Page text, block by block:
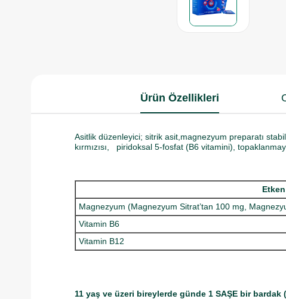
Ürün Özellikleri
Asitlik düzenleyici; sitrik asit,magnezyum preparatı
kırmızısı, piridoksal 5-fosfat (B6 vitamini),
Magnezyum (Magnezyum Sitrat’tan 100 mg,
Vitamin B6
Vitamin B12
11 yaş ve üzeri bireylerde günde 1 SAŞE bir bardak